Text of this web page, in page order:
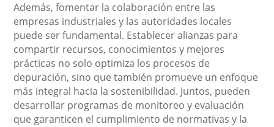
Además, fomentar la colaboración entre las
empresas industriales y las autoridades locales
puede ser fundamental. Establecer alianzas para
compartir recursos, conocimientos y mejores
prácticas no solo optimiza los procesos de
depuración, sino que también promueve un enfoque
más integral hacia la sostenibilidad. Juntos, pueden
desarrollar programas de monitoreo y evaluación
que garanticen el cumplimiento de normativas y la